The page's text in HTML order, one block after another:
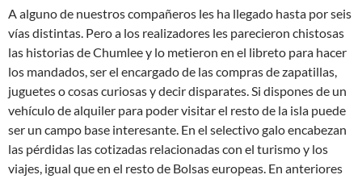
A alguno de nuestros compañeros les ha llegado hasta por seis
vías distintas. Pero a los realizadores les parecieron chistosas
las historias de Chumlee y lo metieron en el libreto para hacer
los mandados, ser el encargado de las compras de zapatillas,
juguetes o cosas curiosas y decir disparates. Si dispones de un
vehículo de alquiler para poder visitar el resto de la isla puede
ser un campo base interesante. En el selectivo galo encabezan
las pérdidas las cotizadas relacionadas con el turismo y los
viajes, igual que en el resto de Bolsas europeas. En anteriores